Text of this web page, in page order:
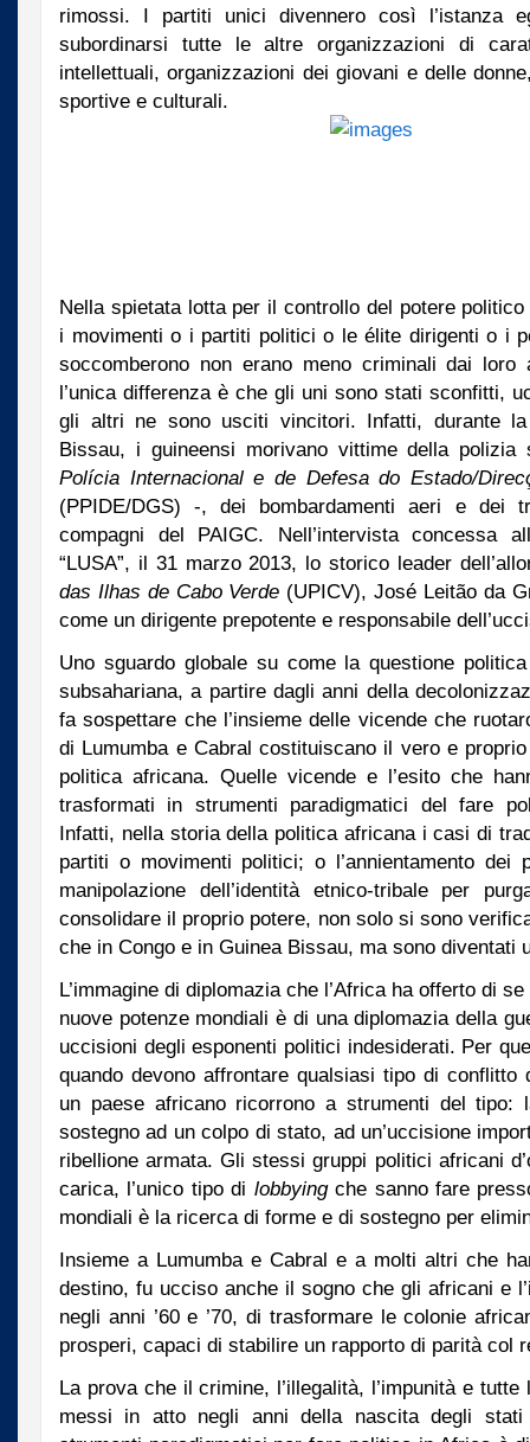
rimossi. I partiti unici divennero così l’istanza
subordinarsi tutte le altre organizzazioni di
intellettuali, organizzazioni dei giovani e delle
sportive e culturali.
Nella spietata lotta per il controllo del potere politico
i movimenti o i partiti politici o le élite dirigenti o i
soccomberono non erano meno criminali dai
l’unica differenza è che gli uni sono stati sconfitti,
gli altri ne sono usciti vincitori. Infatti, durante
Bissau, i guineensi morivano vittime della polizia
Polícia Internacional e de Defesa do Estado/
(PPIDE/DGS) -, dei bombardamenti aeri e dei
compagni del PAIGC. Nell’intervista concessa
“LUSA”, il 31 marzo 2013, lo storico leader
das Ilhas de Cabo Verde (UPICV), José Leitão da
come un dirigente prepotente e responsabile
Uno sguardo globale su come la questione
subsahariana, a partire dagli anni della
fa sospettare che l’insieme delle vicende che
di Lumumba e Cabral costituiscano il vero e proprio
politica africana. Quelle vicende e l’esito che
trasformati in strumenti paradigmatici del fare
Infatti, nella storia della politica africana i casi di
partiti o movimenti politici; o l’annientamento dei
manipolazione dell’identità etnico-tribale per
consolidare il proprio potere, non solo si sono
che in Congo e in Guinea Bissau, ma sono diventati
L’immagine di diplomazia che l’Africa ha offerto di
nuove potenze mondiali è di una diplomazia della
uccisioni degli esponenti politici indesiderati. Per
quando devono affrontare qualsiasi tipo di conflitto
un paese africano ricorrono a strumenti del tipo:
sostegno ad un colpo di stato, ad un’uccisione
ribellione armata. Gli stessi gruppi politici africani
carica, l’unico tipo di lobbyingche sanno fare
mondiali è la ricerca di forme e di sostegno per
Insieme a Lumumba e Cabral e a molti altri che
destino, fu ucciso anche il sogno che gli africani e
negli anni ’60 e ’70, di trasformare le colonie
prosperi, capaci di stabilire un rapporto di parità col
La prova che il crimine, l’illegalità, l’impunità e
messi in atto negli anni della nascita degli stati